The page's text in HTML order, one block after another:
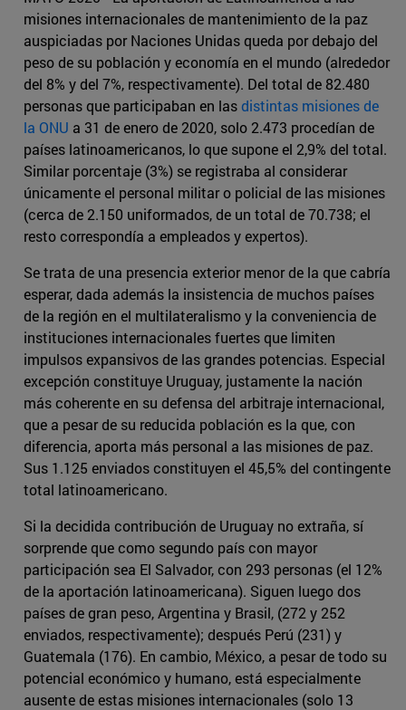
misiones internacionales de mantenimiento de la paz
auspiciadas por Naciones Unidas queda por debajo del
peso de su población y economía en el mundo (alrededor
del 8% y del 7%, respectivamente). Del total de 82.480
personas que participaban en lasdistintas misiones de
la ONU a 31 de enero de 2020, solo 2.473 procedían de
países latinoamericanos, lo que supone el 2,9% del total.
Similar porcentaje (3%) se registraba al considerar
únicamente el personal militar o policial de las misiones
(cerca de 2.150 uniformados, de un total de 70.738; el
resto correspondía a empleados y expertos).
Se trata de una presencia exterior menor de la que cabría
esperar, dada además la insistencia de muchos países
de la región en el multilateralismo y la conveniencia de
instituciones internacionales fuertes que limiten
impulsos expansivos de las grandes potencias. Especial
excepción constituye Uruguay, justamente la nación
más coherente en su defensa del arbitraje internacional,
que a pesar de su reducida población es la que, con
diferencia, aporta más personal a las misiones de paz.
Sus 1.125 enviados constituyen el 45,5% del contingente
total latinoamericano.
Si la decidida contribución de Uruguay no extraña, sí
sorprende que como segundo país con mayor
participación sea El Salvador, con 293 personas (el 12%
de la aportación latinoamericana). Siguen luego dos
países de gran peso, Argentina y Brasil, (272 y 252
enviados, respectivamente); después Perú (231) y
Guatemala (176). En cambio, México, a pesar de todo su
potencial económico y humano, está especialmente
ausente de estas misiones internacionales (solo 13